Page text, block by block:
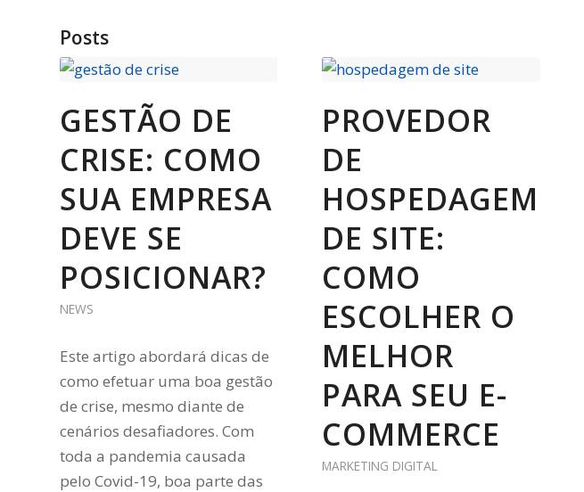
Posts
GESTÃO DE
CRISE: COMO
SUA EMPRESA
DEVE SE
POSICIONAR?
NEWS
Este artigo abordará dicas de
como efetuar uma boa gestão
de crise, mesmo diante de
cenários desafiadores. Com
toda a pandemia causada
pelo Covid-19, boa parte das
PROVEDOR
DE
HOSPEDAGEM
DE SITE:
COMO
ESCOLHER O
MELHOR
PARA SEU E-
COMMERCE
MARKETING DIGITAL